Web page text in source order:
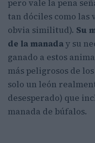
pero vale la pena
tan dóciles como las
obvia similitud). Su
de la manaday su
ganado a estos
más peligrosos de
solo un león
desesperado) que
manada de búfalos.